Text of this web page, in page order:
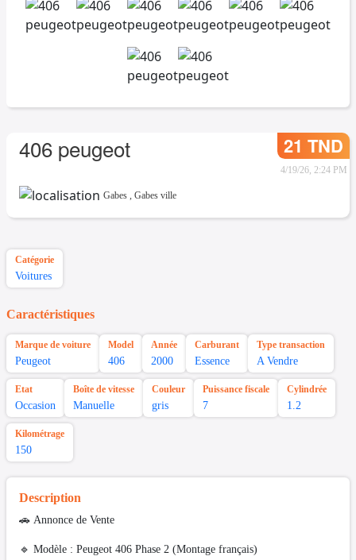
406 peugeot 21 TND
4/19/26, 2:24 PM
Gabes , Gabes ville
Catégorie
Voitures
Caractéristiques
Marque de voiture
Peugeot
Model
406
Année
2000
Carburant
Essence
Type transaction
A Vendre
Etat
Occasion
Boîte de vitesse
Manuelle
Couleur
gris
Puissance fiscale
7
Cylindrée
1.2
Kilométrage
150
Description
🚗 Annonce de Vente
🔹 Modèle : Peugeot 406 Phase 2 (Montage français)